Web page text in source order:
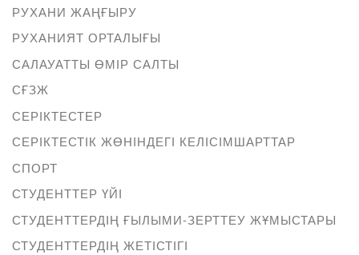
РУХАНИ ЖАҢҒЫРУ
РУХАНИЯТ ОРТАЛЫҒЫ
САЛАУАТТЫ ӨМІР САЛТЫ
СҒЗЖ
СЕРІКТЕСТЕР
СЕРІКТЕСТІК ЖӨНІНДЕГІ КЕЛІСІМШАРТТАР
СПОРТ
СТУДЕНТТЕР ҮЙІ
СТУДЕНТТЕРДІҢ ҒЫЛЫМИ-ЗЕРТТЕУ ЖҰМЫСТАРЫ
СТУДЕНТТЕРДІҢ ЖЕТІСТІГІ